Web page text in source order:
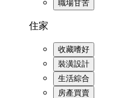
職場甘苦
住家
收藏嗜好
裝潢設計
生活綜合
房產買賣